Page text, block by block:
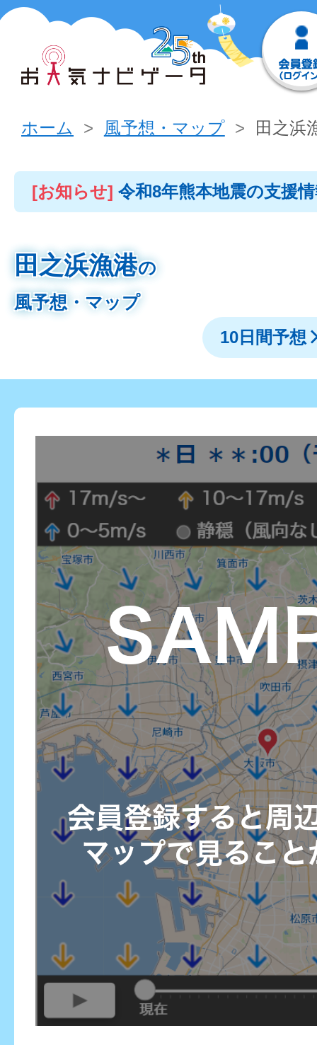
ホーム 風予想・マップ 田之浜
[お知らせ] 令和8年熊本地震の支援
田之浜漁港の
風予想・マップ
10日間予想